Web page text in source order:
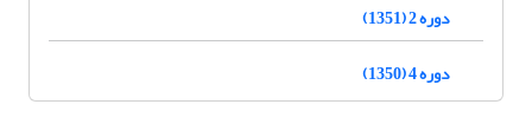
دوره 2 (1351)
دوره 4 (1350)